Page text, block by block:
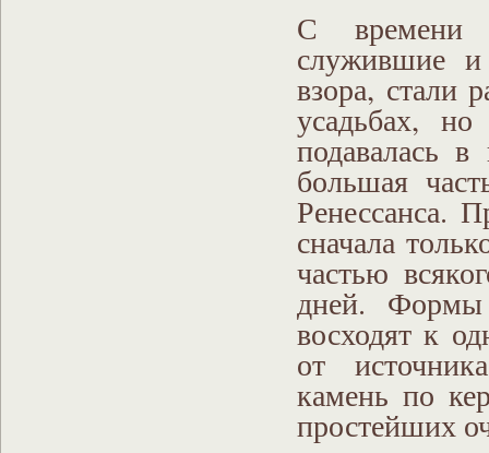
С времени
служившие
взора, стали
усадьбах,
подавалась
большая
Ренессанса.
сначала
частью
дней. Формы
восходят к
от
камень по
простейших